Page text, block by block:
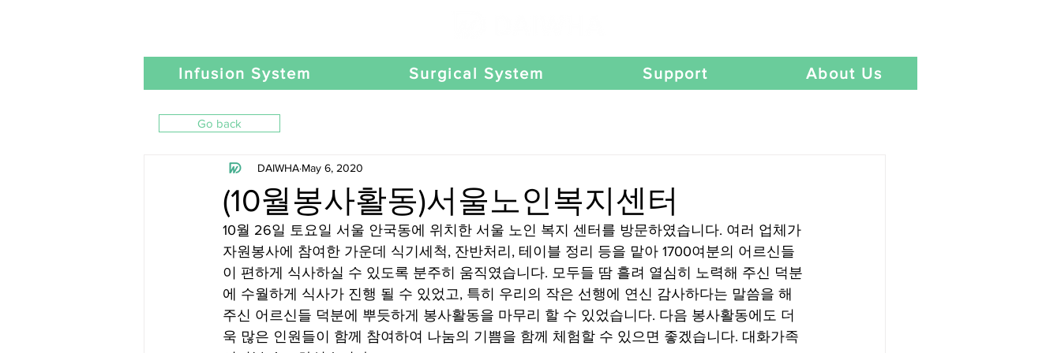
Infusion System Surgical System Support About Us
(10월봉사활동)서울노인복지센터
DAIWHA May 6, 2020
10월 26일 토요일 서울 안국동에 위치한 서울 노인 복지 센터를 방문하였습니다. 여러 업체가
자원봉사에 참여한 가운데 식기세척, 잔반처리, 테이블 정리 등을 맡아 1700여분의 어르신들
이 편하게 식사하실 수 있도록 분주히 움직였습니다. 모두들 땀 흘려 열심히 노력해 주신 덕분
에 수월하게 식사가 진행 될 수 있었고, 특히 우리의 작은 선행에 연신 감사하다는 말씀을 해
주신 어르신들 덕분에 뿌듯하게 봉사활동을 마무리 할 수 있었습니다. 다음 봉사활동에도 더
욱 많은 인원들이 함께 참여하여 나눔의 기쁨을 함께 체험할 수 있으면 좋겠습니다. 대화가족
Go back